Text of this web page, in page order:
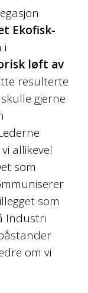
Ekofisk-
i
løft av
resulterte
gjerne
allikevel
som
som
Industri
om vi